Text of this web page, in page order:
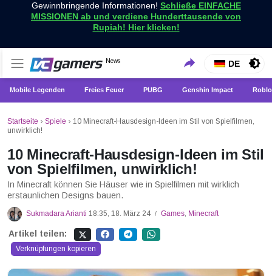
Gewinnbringende Informationen! Schließe EINFACHE
MISSIONEN ab und verdiene Hunderttausende von
Rupiah! Hier klicken!
VCGamers-Neuigkeiten
News
Holen Sie sich die neuesten Spielnachrichten nur bei
VCGamers
DE
Mobile Legenden Freies Feuer PUBG Genshin Impact
Startseite › Spiele › 10 Minecraft-Hausdesign-Ideen im Stil von Spielfilmen,
unwirklich!
10 Minecraft-Hausdesign-Ideen im Stil
von Spielfilmen, unwirklich!
In Minecraft können Sie Häuser wie in Spielfilmen mit wirklich
erstaunlichen Designs bauen.
Sukmadara Arianti 18:35, 18. März 24 / Games, Minecraft
Artikel teilen:
Verknüpfungen kopieren